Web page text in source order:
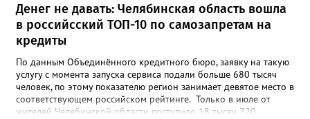
Денег не давать: Челябинская область вошла
в российсский ТОП-10 по самозапретам на
кредиты
По данным Объединённого кредитного бюро, заявку на такую
услугу с момента запуска сервиса подали больше 680 тысяч
человек, по этому показателю регион занимает девятое место в
соответствующем российском рейтинге. Только в июле от
жителей Челябинской области поступило 18 тысяч 720